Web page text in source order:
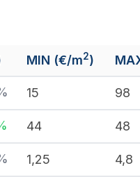
MIN (€/m2)
15 98
44 48
1,25 4,8